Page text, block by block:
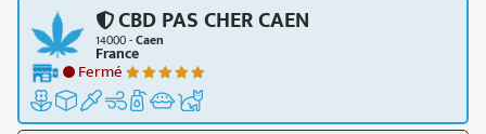
CBD PAS CHER CAEN
14000 -Caen
France
Fermé